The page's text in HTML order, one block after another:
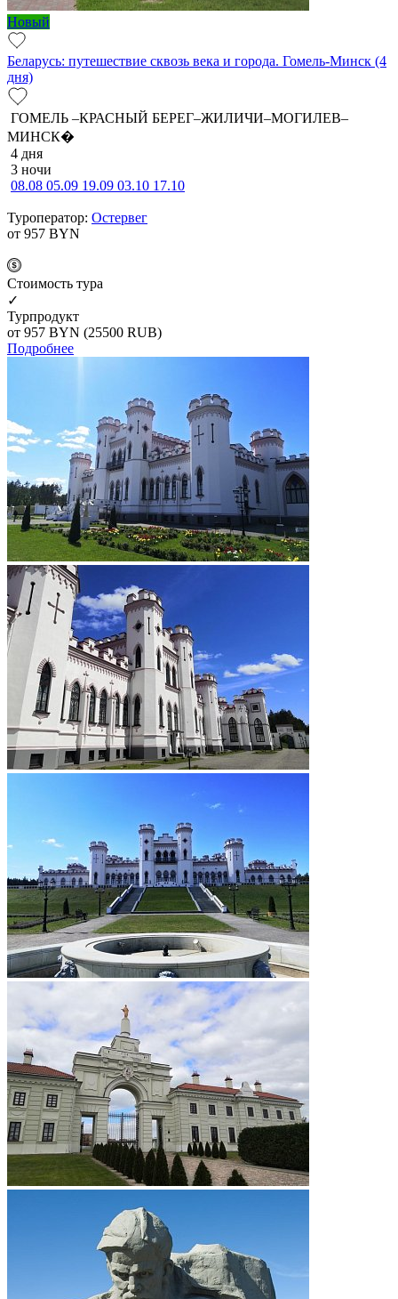
Новый
Беларусь: путешествие сквозь века и города. Гомель-Минск (4
дня)
ГОМЕЛЬ –КРАСНЫЙ БЕРЕГ–ЖИЛИЧИ–МОГИЛЕВ–
МИНСК�
4 дня
3 ночи
08.08 05.09 19.09 03.10 17.10
Туроператор: Остервег
от 957 BYN
Cтоимость тура
✓
Турпродукт
от 957 BYN (25500 RUB)
Подробнее